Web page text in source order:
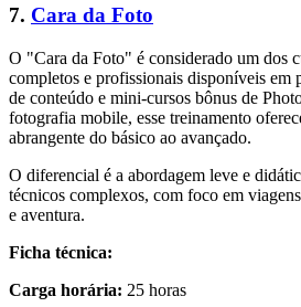
7. Cara da Foto
O "Cara da Foto" é considerado um dos
completos e profissionais disponíveis em
de conteúdo e mini-cursos bônus de
fotografia mobile, esse treinamento
abrangente do básico ao avançado.
O diferencial é a abordagem leve e
técnicos complexos, com foco em
e aventura.
Ficha técnica:
Carga horária: 25 horas